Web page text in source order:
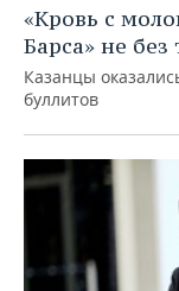
«Кровь с
Барса» не
Казанцы
буллитов